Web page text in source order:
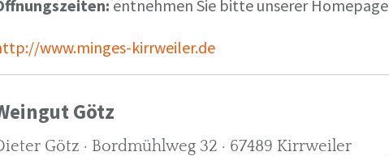
entnehmen Sie bitte unserer Homepage
www.minges-kirrweiler.de
Götz
Götz · Bordmühlweg 32 · 67489 Kirrweiler